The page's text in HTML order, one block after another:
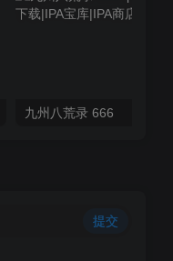
九州八荒录 666
提交